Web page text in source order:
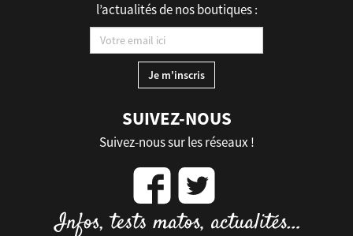
l’actualités de nos boutiques :
SUIVEZ-NOUS
Suivez-nous sur les réseaux !